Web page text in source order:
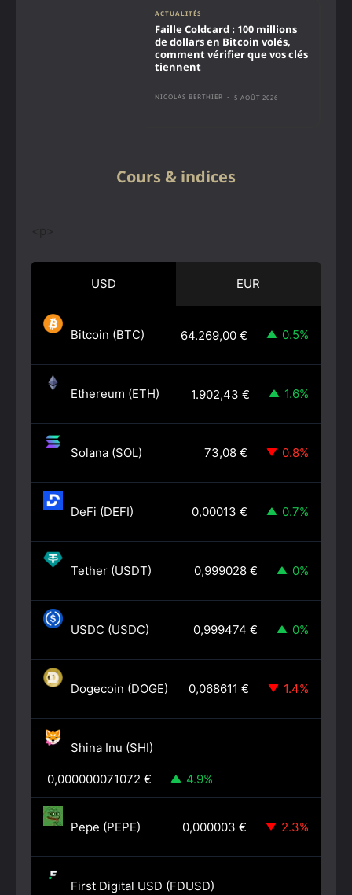
ACTUALITÉS
Faille Coldcard : 100 millions
de dollars en Bitcoin volés,
comment vérifier que vos clés
tiennent
NICOLAS BERTHIER - 5 AOÛT 2026
Cours & indices
USD EUR
Bitcoin (BTC) 64.269,00 € 0.5%
Ethereum (ETH) 1.902,43 € 1.6%
Solana (SOL) 73,08 € 0.8%
DeFi (DEFI) 0,00013 € 0.7%
Tether (USDT) 0,999028 € 0%
USDC (USDC) 0,999474 € 0%
Dogecoin (DOGE) 0,068611 € 1.4%
Shina Inu (SHI)
0,000000071072 € 4.9%
Pepe (PEPE) 0,000003 € 2.3%
First Digital USD (FDUSD)